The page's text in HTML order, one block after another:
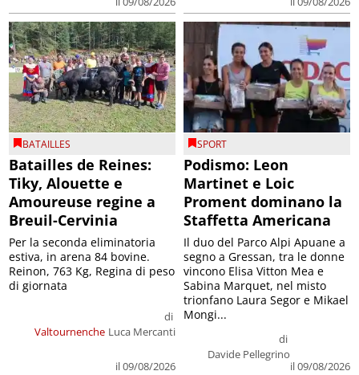
BATAILLES
Batailles de Reines:
Tiky, Alouette e
Amoureuse regine a
Breuil-Cervinia
Valtournenche
di
Luca Mercanti
il 09/08/2026
Per la seconda eliminatoria
estiva, in arena 84 bovine.
Reinon, 763 Kg, Regina di peso
di giornata
SPORT
Podismo: Leon
Martinet e Loic
Proment dominano la
Staffetta Americana
di
Davide Pellegrino
il 09/08/2026
Il duo del Parco Alpi Apuane a
segno a Gressan, tra le donne
vincono Elisa Vitton Mea e
Sabina Marquet, nel misto
trionfano Laura Segor e Mikael
Mongi...